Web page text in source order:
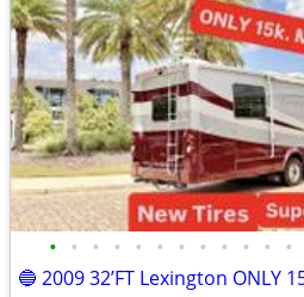
• • • • • • • • • • • •